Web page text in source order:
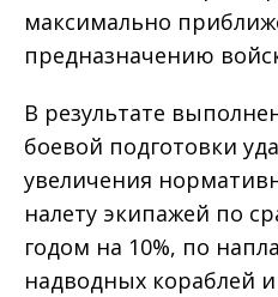
максимально
предназначению
В результате
боевой подготовки
увеличения
налету экипажей по
годом на 10%, по
надводных кораблей